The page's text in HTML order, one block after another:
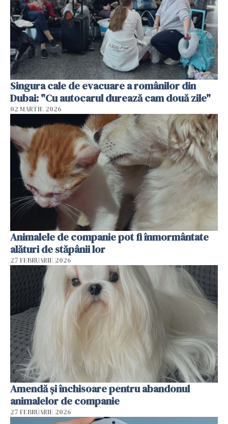
Singura cale de evacuare a românilor din
Dubai: "Cu autocarul durează cam două zile"
02 MARTIE 2026
Animalele de companie pot fi înmormântate
alături de stăpânii lor
27 FEBRUARIE 2026
Amendă și închisoare pentru abandonul
animalelor de companie
27 FEBRUARIE 2026